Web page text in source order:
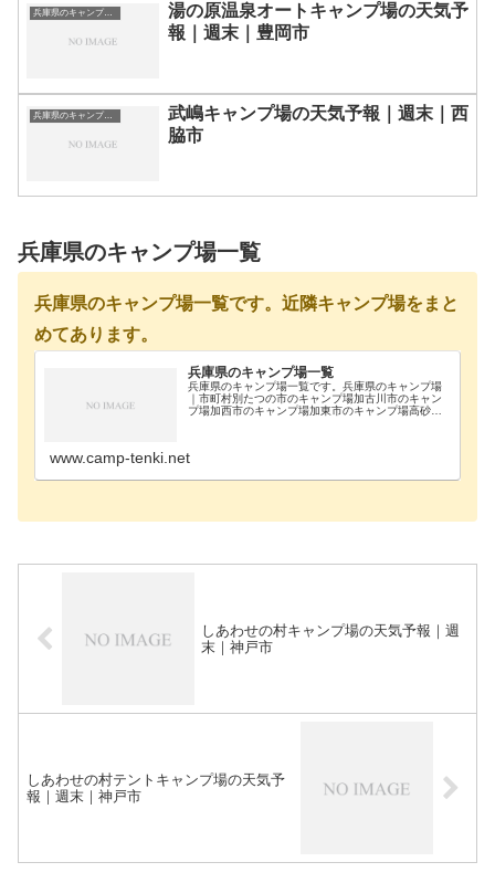
兵庫県のキャンプ場一覧
湯の原温泉オートキャンプ場の天気予
報｜週末｜豊岡市
兵庫県のキャンプ場一覧
武嶋キャンプ場の天気予報｜週末｜西
脇市
兵庫県のキャンプ場一覧
兵庫県のキャンプ場一覧です。近隣キャンプ場をまと
めてあります。
兵庫県のキャンプ場一覧
兵庫県のキャンプ場一覧です。兵庫県のキャンプ場
｜市町村別たつの市のキャンプ場加古川市のキャン
プ場加西市のキャンプ場加東市のキャンプ場高砂市
www.camp-tenki.net
しあわせの村キャンプ場の天気予報｜週
末｜神戸市
しあわせの村テントキャンプ場の天気予
報｜週末｜神戸市